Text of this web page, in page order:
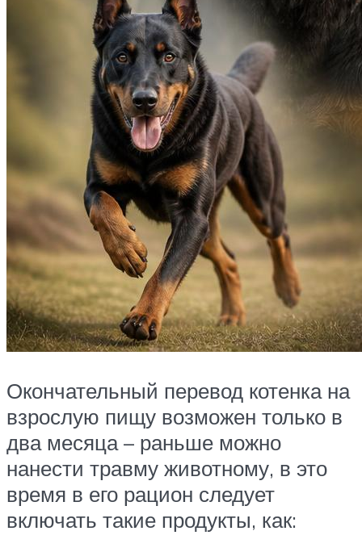
Окончательный перевод котенка на
взрослую пищу возможен только в
два месяца – раньше можно
нанести травму животному, в это
время в его рацион следует
включать такие продукты, как: